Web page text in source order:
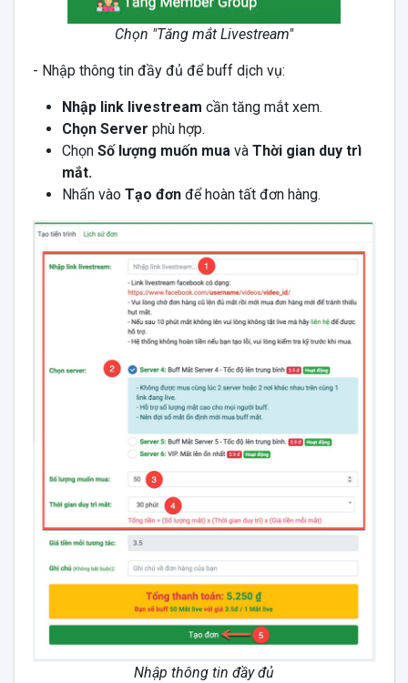
Chọn "Tăng mắt Livestream"
- Nhập thông tin đầy đủ để buff dịch vụ:
Nhập link livestream cần tăng mắt xem.
Chọn Server phù hợp.
Chọn Số lượng muốn mua vàThời gian duy trì
mắt.
Nhấn vào Tạo đơnđể hoàn tất đơn hàng.
Nhập thông tin đầy đủ